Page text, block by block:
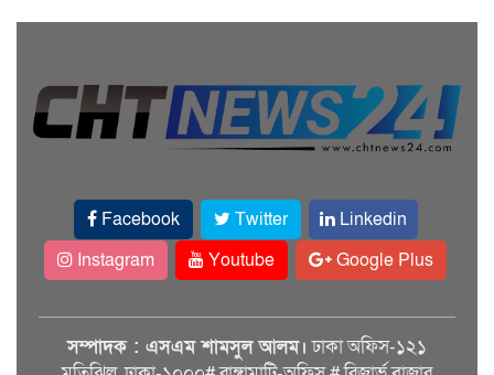
Facebook Twitter
Linkedin
Instagram
Youtube Google Plus
সম্পাদক : এসএম শামসুল আলম। ঢাকা অফিস-১২১